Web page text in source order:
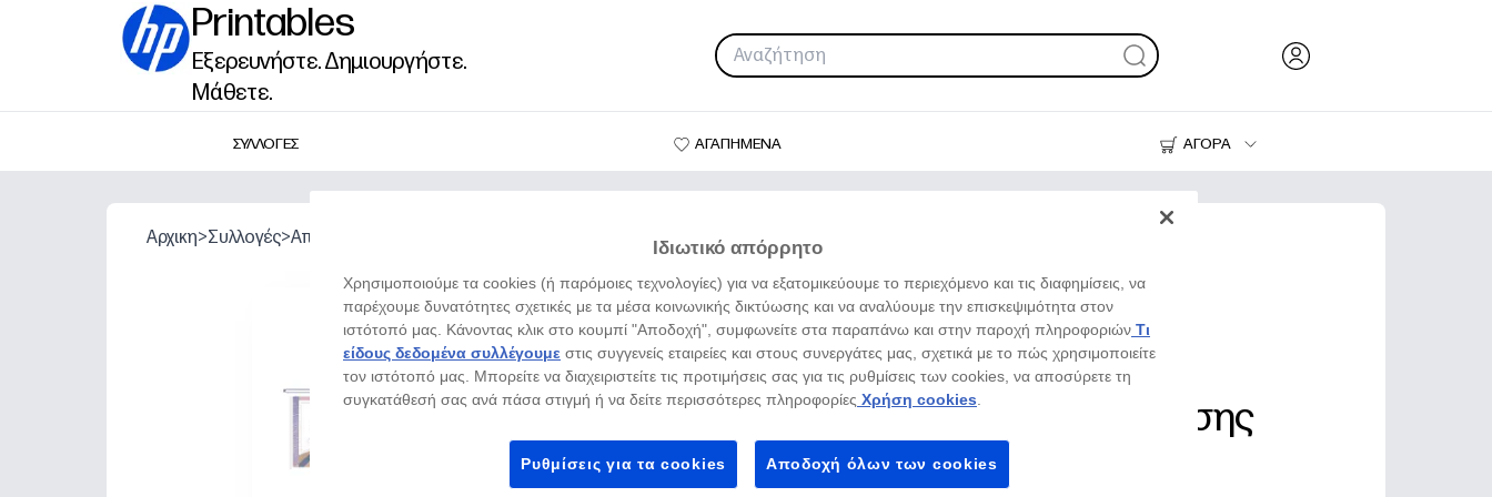
Printables
Εξερευνήστε. Δημιουργήστε.
Μάθετε.
ΣΥΛΛΟΓΕΣ ΑΓΑΠΗΜΕΝΑ
ΑΓΟΡΑ
Εκτυπωτές
Αρχικη>Συλλογές>Αποφοίτηση
Διόραμα σκηνής αποφοίτησης
Λόρα Κ Σάγιερς - Χειροτεχνία
Ιδιωτικό απόρρητο
Χρησιμοποιούμε τα cookies (ή παρόμοιες τεχνολογίες) για να εξατομικεύουμε το περιεχόμενο και τις διαφημίσεις, να
παρέχουμε δυνατότητες σχετικές με τα μέσα κοινωνικής δικτύωσης και να αναλύουμε την επισκεψιμότητα στον
ιστότοπό μας. Κάνοντας κλικ στο κουμπί "Αποδοχή", συμφωνείτε στα παραπάνω και στην παροχή πληροφοριών Τι
είδους δεδομένα συλλέγουμε στις συγγενείς εταιρείες και στους συνεργάτες μας, σχετικά με το πώς χρησιμοποιείτε
τον ιστότοπό μας. Μπορείτε να διαχειριστείτε τις προτιμήσεις σας για τις ρυθμίσεις των cookies, να αποσύρετε τη
συγκατάθεσή σας ανά πάσα στιγμή ή να δείτε περισσότερες πληροφορίες Χρήση cookies
Ρυθμίσεις για τα cookies Αποδοχή όλων των cookies